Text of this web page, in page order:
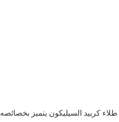
طلاء كربيد السيليكون يتميز بخصائصه